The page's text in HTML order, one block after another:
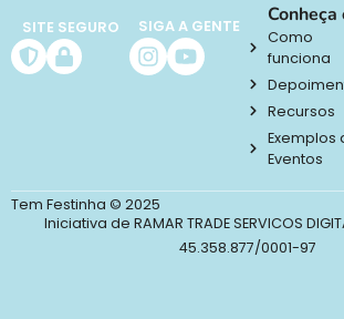
SITE SEGURO SIGA A GENTE Conheça
Como
funciona
Recursos
Exemplos
Eventos
Tem Festinha © 2025
Iniciativa de RAMAR TRADE SERVICOS
45.358.877/0001-97